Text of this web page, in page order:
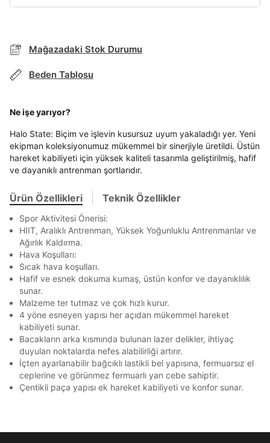
TAKSİT SEÇENEKLERİ
Banka Kart Taksit
İşbankası Maximum
Akbank Axess
Ziraat Bankası
QNB QNB 4
AnadoluBank
Kapat
Mağazadaki Stok Durumu
Beden Tablosu
Ne işe yarıyor?
Halo State: Biçim ve işlevin kusursuz uyum yakaladığı yer. Yeni
ekipman koleksiyonumuz mükemmel bir sinerjiyle üretildi. Üstün
hareket kabiliyeti için yüksek kaliteli tasarımla geliştirilmiş, hafif
ve dayanıklı antrenman şortlarıdır.
Ürün Özellikleri Teknik Özellikler
Spor Aktivitesi Önerisi:
HIIT, Aralıklı Antrenman, Yüksek Yoğunluklu Antrenmanlar ve
Ağırlık Kaldırma.
Hava Koşulları:
Sıcak hava koşulları.
Hafif ve esnek dokuma kumaş, üstün konfor ve dayanıklılık
sunar.
Malzeme ter tutmaz ve çok hızlı kurur.
4 yöne esneyen yapısı her açıdan mükemmel hareket
kabiliyeti sunar.
Bacakların arka kısmında bulunan lazer delikler, ihtiyaç
duyulan noktalarda nefes alabilirliği artırır.
İçten ayarlanabilir bağcıklı lastikli bel yapısına, fermuarsız el
ceplerine ve görünmez fermuarlı yan cebe sahiptir.
Çentikli paça yapısı ek hareket kabiliyeti ve konfor sunar.
Mağazada Bul
Beden Seçin
BEDEN TABLOSU
Stok Bildirimi
Ürün stoklara geldiğinde
bildirim göndereceğiz.
Term Of Use
Kapat
ipsum
Kapat
Siparişinizin durumu hakkında bilgi alabilmek için
aşağıdaki bilgileri giriniz.
Sipariş Numaranız *
E-posta Adresi*
Şifre*
göster
En az 8 karakter
Bir büyük harf
En az 1 özel karakter
Aşağıdakileri okudum ve kabul ediyorum:
Kişisel verileriniz
uyarınca işlenecektir. Kişisel verilerimin Doğuş
Perakende Satış Giyim ve Aksesuar Ticaret A.Ş.
tarafından ticari elektronik ileti gönderilmesi amacıyla
işlenmesini kabul ediyorum.
Sms
Çağrı Merkezi / Arama
Kişisel verilerimin Doğuş Perakende Satış Giyim ve
Aksesuar Ticaret A.Ş. bünyesinde yer alan
markalara ait ürünlerin bana özel pazarlanması ve
Kimlik, iletişim ve müşteri işlem verilerimin alınan
sn
SMS Onay Kodu
Bilgilerinizi güncellemek için lütfen telefonunuza SMS
ile gelen kodu girerek telefon numaranızı doğrulayın.
GÖNDER
sn
SMS Onay Kodu
Bilgilerinizi güncellemek için lütfen telefonunuza SMS
ile gelen kodu girerek telefon numaranızı doğrulayın.
GÖNDER